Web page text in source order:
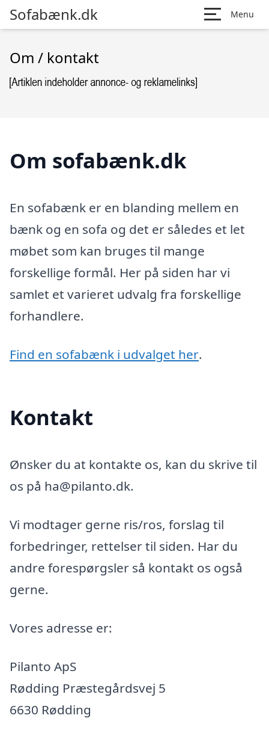
Sofabænk.dk Menu
Om / kontakt
Om sofabænk.dk
En sofabænk er en blanding mellem en
bænk og en sofa og det er således et let
møbet som kan bruges til mange
forskellige formål. Her på siden har vi
samlet et varieret udvalg fra forskellige
forhandlere.
Find en sofabænk i udvalget her.
Kontakt
Ønsker du at kontakte os, kan du skrive til
os på ha@pilanto.dk.
Vi modtager gerne ris/ros, forslag til
forbedringer, rettelser til siden. Har du
andre forespørgsler så kontakt os også
gerne.
Vores adresse er:
Pilanto ApS
Rødding Præstegårdsvej 5
6630 Rødding